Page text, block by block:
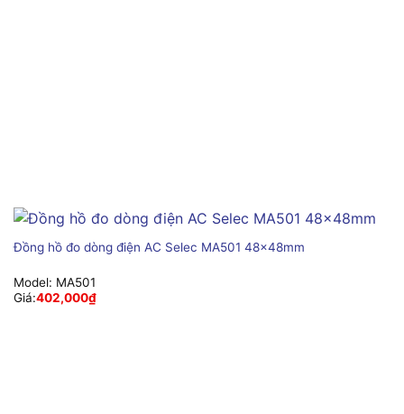
Đồng hồ đo dòng điện AC Selec MA501 48x48mm
Model: MA501
Giá:402,000₫